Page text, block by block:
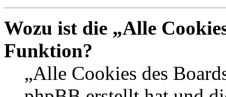
Wozu ist die „Alle
Funktion?
„Alle Cookies des